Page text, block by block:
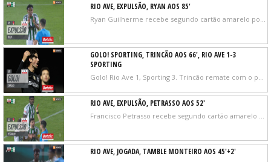
RIO AVE, EXPULSÃO, RYAN AOS 85'
GOLO! SPORTING, TRINCÃO AOS 66', RIO AVE 1-3
SPORTING
RIO AVE, EXPULSÃO, PETRASSO AOS 52'
RIO AVE, JOGADA, TAMBLE MONTEIRO AOS 45'+2'